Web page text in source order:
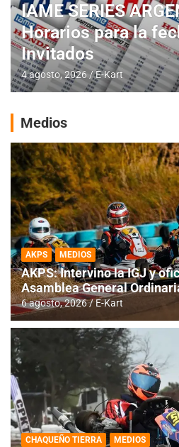
IAME SERIES
Horarios para la
Invitados
4 agosto, 2026 E-Kart
Medios
AKPS MEDIOS
AKPS: Intervino la IGJ y
Asamblea General
6 agosto, 2026 E-Kart
CHAQUEÑO TIERRA MEDIOS